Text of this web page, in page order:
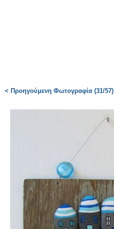
< Προηγούμενη Φωτογραφία (31/57)